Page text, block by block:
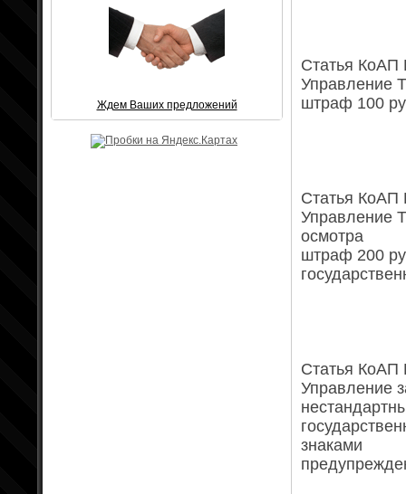
Статья КоАП
Управление
штраф 100
Статья КоАП
Управление
осмотра
штраф 200
Статья КоАП
Управление
знаками
Ждем Ваших предложений